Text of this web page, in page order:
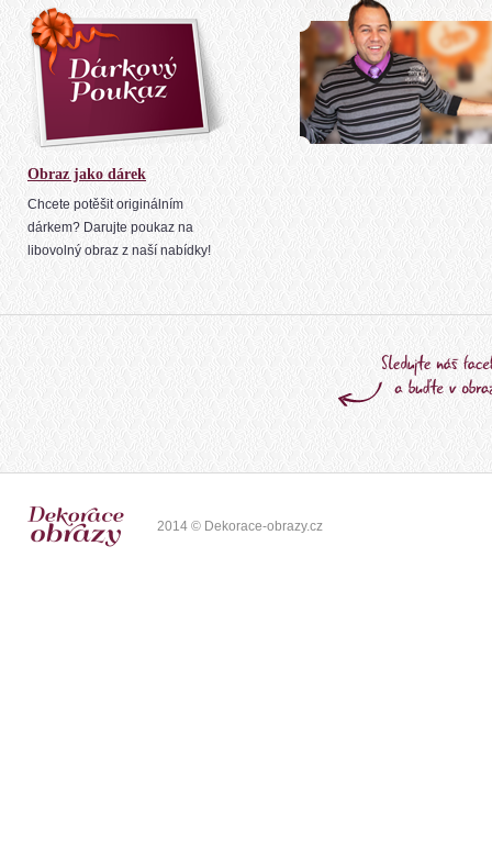
Obraz jako dárek
Chcete potěšit originálním
dárkem? Darujte poukaz na
libovolný obraz z naší nabídky!
2014 © Dekorace-obrazy.cz